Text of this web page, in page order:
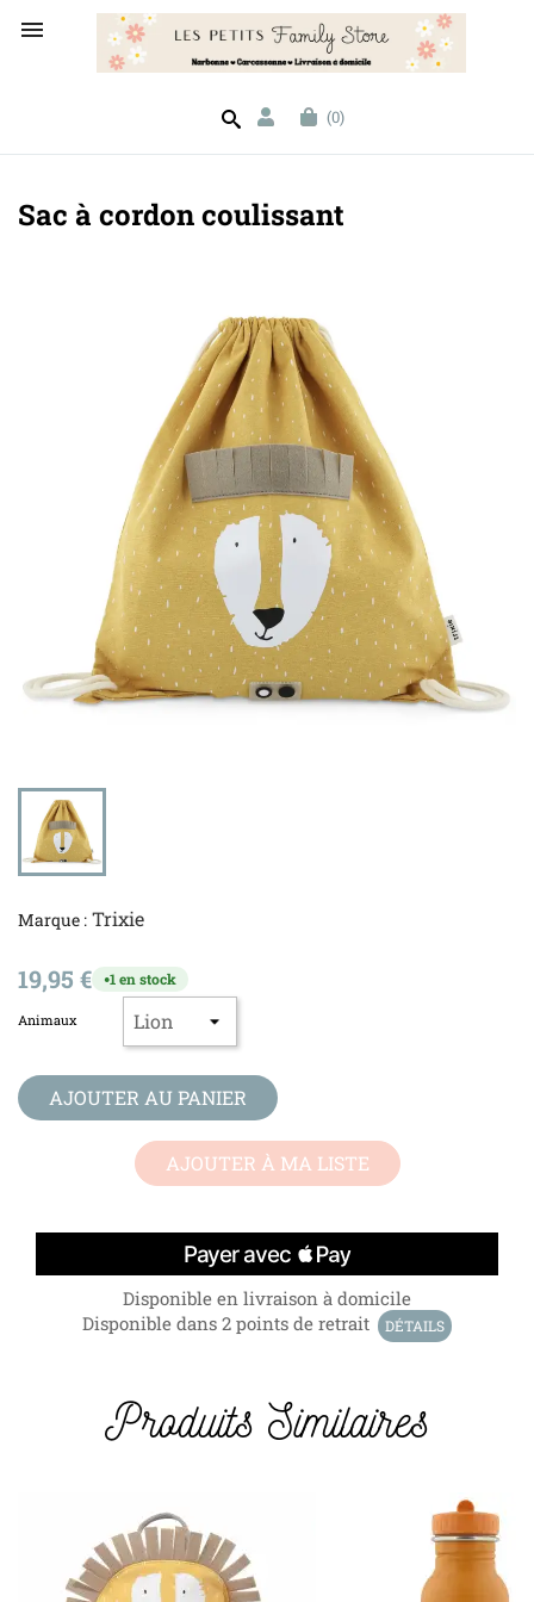

(0)
Sac à cordon coulissant
Marque : Trixie
19,95 € ●1 en stock
Animaux
AJOUTER AU PANIER
AJOUTER À MA LISTE
Disponible en livraison à domicile
Disponible dans 2 points de retrait
DÉTAILS
Produits Similaires